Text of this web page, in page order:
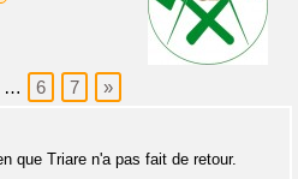
… 6 7 »
que Triare n'a pas fait de retour.